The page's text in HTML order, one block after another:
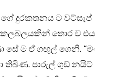
දුරකතනය ට වට්සැප්
තොර ව එය
සේ ම ඒ ගඟුල් ගෙනි. “මං
තිබිණ. පාරුල් ගුඩ් නයිට්